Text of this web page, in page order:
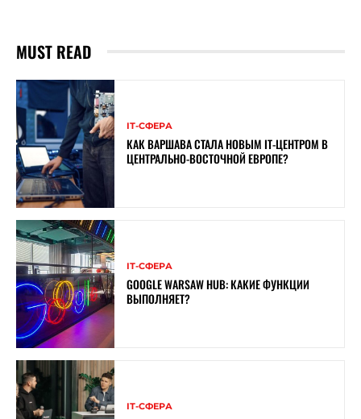
MUST READ
ІТ-СФЕРА
КАК ВАРШАВА СТАЛА НОВЫМ IT-ЦЕНТРОМ В
ЦЕНТРАЛЬНО-ВОСТОЧНОЙ ЕВРОПЕ?
ІТ-СФЕРА
GOOGLE WARSAW HUB: КАКИЕ ФУНКЦИИ
ВЫПОЛНЯЕТ?
ІТ-СФЕРА